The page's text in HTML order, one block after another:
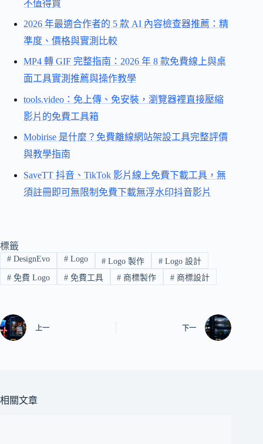
不值得買
2026 年最適合作者的 5 款 AI 內容檢查器推薦：精
準度、價格與實測比較
MP4 轉 GIF 完整指南：2026 年 8 款免費線上與桌
面工具實測推薦與操作教學
tools.video：免上傳、免安裝，瀏覽器裡直接壓縮
影片的免費工具箱
Mobirise 是什麼？免費離線網站架設工具完整評價
與教學指南
SaveTT 抖音、TikTok 影片線上免費下載工具，無
須註冊即可無限制免費下載無浮水印抖音影片
標籤
#DesignEvo #Logo # Logo 製作 # Logo 設計
#免費 Logo #免費工具 # 商標製作 # 商標設計
上一 下一
相關文章